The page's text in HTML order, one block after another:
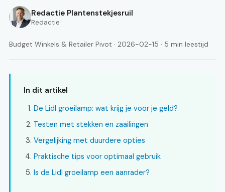
Redactie Plantenstekjesruil
Redactie
Budget Winkels & Retailer Pivot · 2026-02-15 · 5 min leestijd
In dit artikel
De Lidl groeilamp: wat krijg je voor je geld?
Testen met stekken en zaailingen
Vergelijking met duurdere opties
Praktische tips voor optimaal gebruik
Is de Lidl groeilamp een aanrader?